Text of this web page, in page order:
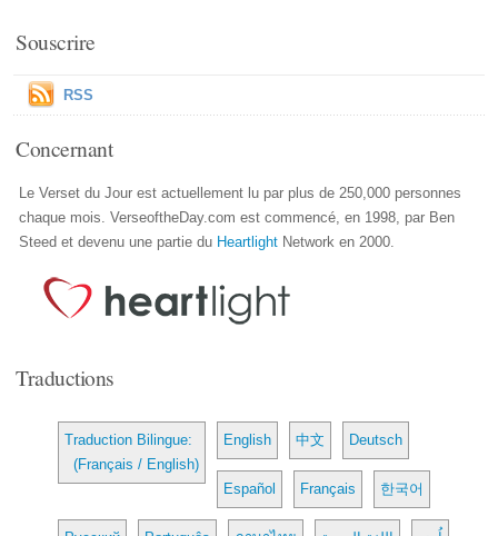
Souscrire
RSS
Concernant
Le Verset du Jour est actuellement lu par plus de 250,000 personnes
chaque mois. VerseoftheDay.com est commencé, en 1998, par Ben
Steed et devenu une partie du Heartlight Network en 2000.
Traductions
Traduction Bilingue:
(Français / English)
English 中文 Deutsch
Español Français 한국어